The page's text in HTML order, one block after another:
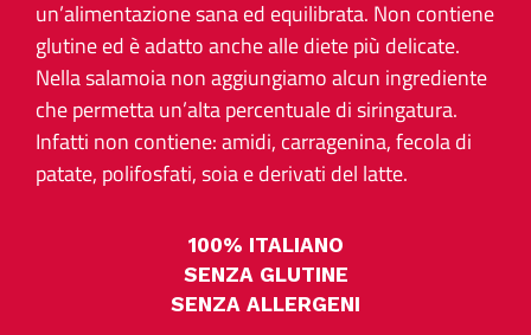
un’alimentazione sana ed equilibrata. Non contiene
glutine ed è adatto anche alle diete più delicate.
Nella salamoia non aggiungiamo alcun ingrediente
che permetta un’alta percentuale di siringatura.
Infatti non contiene: amidi, carragenina, fecola di
patate, polifosfati, soia e derivati del latte.
100% ITALIANO
SENZA GLUTINE
SENZA ALLERGENI